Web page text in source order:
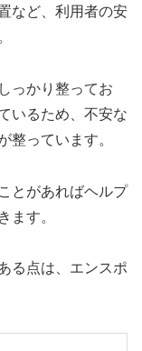
など、利用者の安
っかり整ってお
いるため、不安な
整っています。
とがあればヘルプ
ます。
る点は、エンスポ